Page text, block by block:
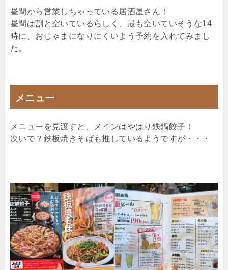
昼間から営業しちゃっている居酒屋さん！
昼間は割と空いているらしく、最も空いていそうな14
時に、おじゃまになりにくいよう予約を入れてみまし
た。
メニュー
メニューを見渡すと、メインはやはり鉄鍋餃子！
次いで？鉄板焼きそばも推しているようですが・・・